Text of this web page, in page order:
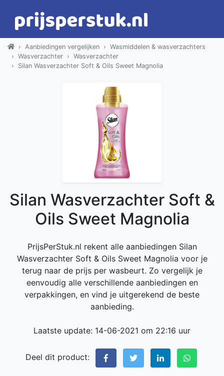
Aanbiedingen vergelijken
Wasmiddelen & wasverzachters
Wasverzachter
Wasverzachter
Silan Wasverzachter Soft & Oils Sweet Magnolia
Silan Wasverzachter Soft &
Oils Sweet Magnolia
PrijsPerStuk.nl rekent alle aanbiedingen Silan
Wasverzachter Soft & Oils Sweet Magnolia voor je
terug naar de prijs per wasbeurt. Zo vergelijk je
eenvoudig alle verschillende aanbiedingen en
verpakkingen, en vind je uitgerekend de beste
aanbieding.
Laatste update: 14-06-2021 om 22:16 uur
Deel dit product: